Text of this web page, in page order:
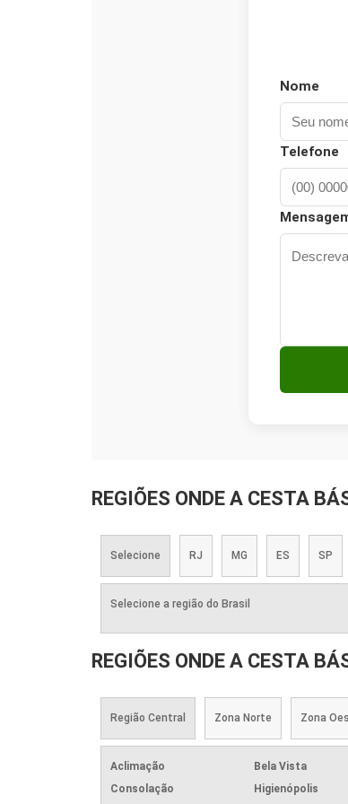
Nome
Telefone
REGIÕES ONDE A CESTA
Selecione RJ MG ES SP
Selecione a região do Brasil
REGIÕES ONDE A CESTA
Região Central Zona Norte Zona
Aclimação Bela Vista
Consolação
Higienópolis